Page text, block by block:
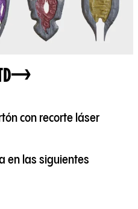
con recorte láser
en las siguientes